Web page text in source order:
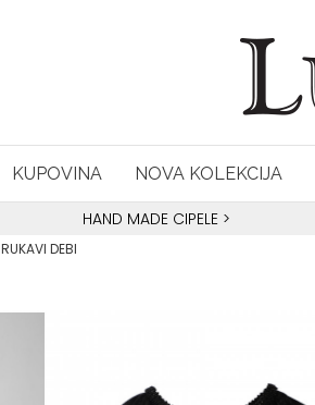
KUPOVINA NOVA KOLEKCIJA
HAND MADE CIPELE >
RUKAVI DEBI